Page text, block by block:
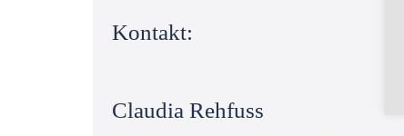
Kontakt:
Claudia Rehfuss